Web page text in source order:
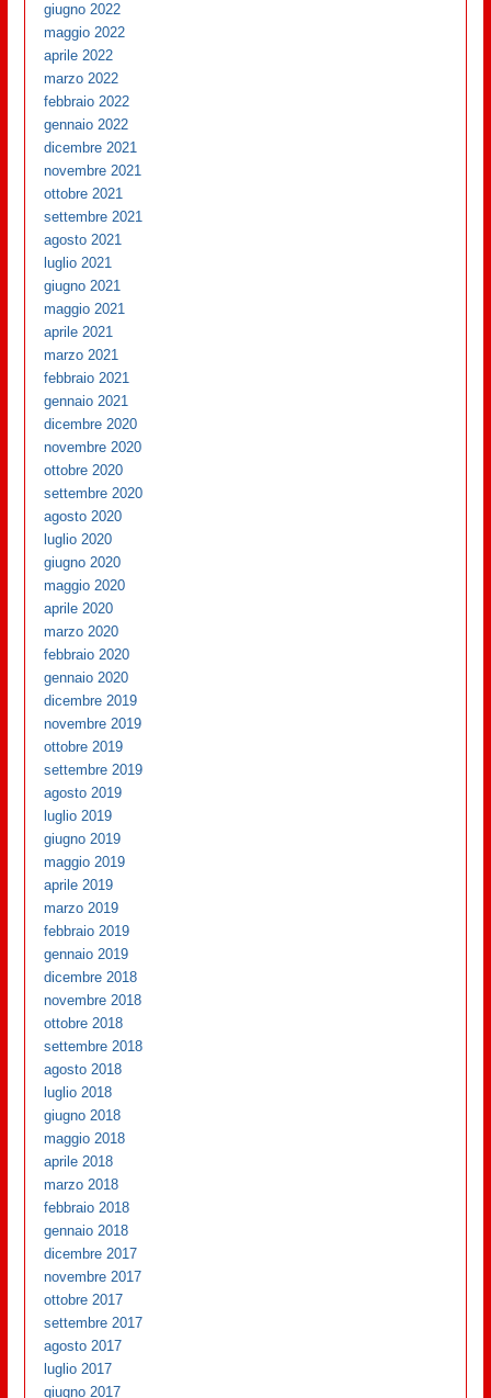
giugno 2022
maggio 2022
aprile 2022
marzo 2022
febbraio 2022
gennaio 2022
dicembre 2021
novembre 2021
ottobre 2021
settembre 2021
agosto 2021
luglio 2021
giugno 2021
maggio 2021
aprile 2021
marzo 2021
febbraio 2021
gennaio 2021
dicembre 2020
novembre 2020
ottobre 2020
settembre 2020
agosto 2020
luglio 2020
giugno 2020
maggio 2020
aprile 2020
marzo 2020
febbraio 2020
gennaio 2020
dicembre 2019
novembre 2019
ottobre 2019
settembre 2019
agosto 2019
luglio 2019
giugno 2019
maggio 2019
aprile 2019
marzo 2019
febbraio 2019
gennaio 2019
dicembre 2018
novembre 2018
ottobre 2018
settembre 2018
agosto 2018
luglio 2018
giugno 2018
maggio 2018
aprile 2018
marzo 2018
febbraio 2018
gennaio 2018
dicembre 2017
novembre 2017
ottobre 2017
settembre 2017
agosto 2017
luglio 2017
giugno 2017